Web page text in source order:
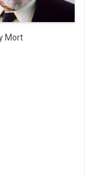
Mort